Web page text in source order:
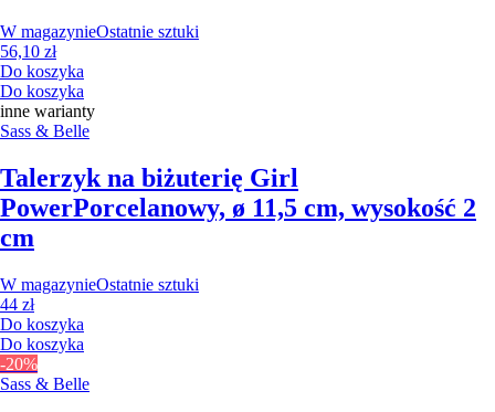
W magazynieOstatnie sztuki
56,10 zł
Do koszyka
Do koszyka
inne warianty
Sass & Belle
Talerzyk na biżuterię Girl
PowerPorcelanowy, ø 11,5 cm, wysokość 2
cm
W magazynieOstatnie sztuki
44 zł
Do koszyka
Do koszyka
-20%
Sass & Belle